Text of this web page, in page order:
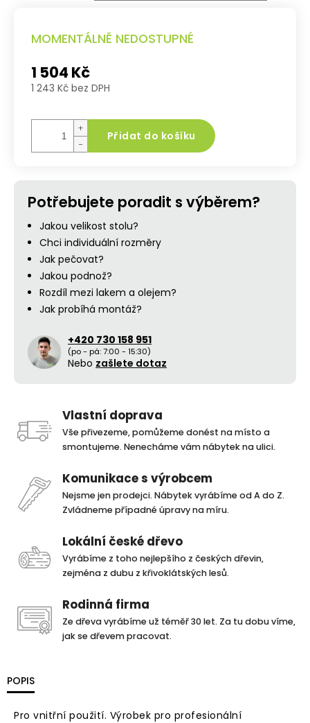
MOMENTÁLNĚ NEDOSTUPNÉ
1 504 Kč
1 243 Kč bez DPH
cena:
+
−
Přidat do košíku
Potřebujete poradit s výběrem?
Jakou velikost stolu?
Chci individuální rozměry
Jak pečovat?
Jakou podnož?
Rozdíl mezi lakem a olejem?
Jak probíhá montáž?
+420 730 158 951
(po - pá: 7:00 - 15:30)
Nebo zašlete dotaz
Vlastní doprava
Vše přivezeme, pomůžeme donést na místo a
smontujeme. Nenecháme vám nábytek na ulici.
Komunikace s výrobcem
Nejsme jen prodejci. Nábytek vyrábíme od A do Z.
Zvládneme případné úpravy na míru.
Lokální české dřevo
Vyrábíme z toho nejlepšího z českých dřevin,
zejména z dubu z křivoklátských lesů.
Rodinná firma
Ze dřeva vyrábíme už téměř 30 let. Za tu dobu víme,
jak se dřevem pracovat.
POPIS
Pro vnitřní použití. Výrobek pro profesionální